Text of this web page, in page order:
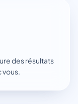
des résultats
vous.